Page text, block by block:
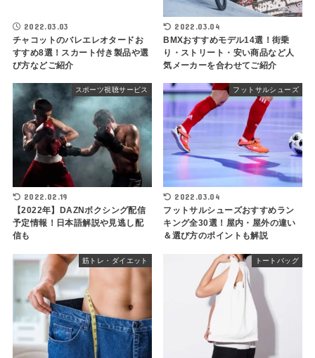
2022.03.03
チャコットのバレエレオタードお
すすめ8選！スカート付き製品や選
び方などご紹介
2022.03.04
BMXおすすめモデル14選！街乗
り・ストリート・安い商品など人
気メーカーを合わせてご紹介
スポーツ視聴サービス
2022.02.19
【2022年】DAZNボクシング配信
予定情報！日本語解説や見逃し配
信も
フットサルシューズ
2022.03.04
フットサルシューズおすすめラン
キング全30選！屋内・屋外の違い
＆選び方のポイントも解説
筋トレ・ダイエット トートバッグ